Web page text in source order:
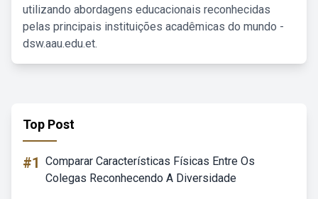
utilizando abordagens educacionais reconhecidas
pelas principais instituições acadêmicas do mundo -
dsw.aau.edu.et.
Top Post
#1 Comparar Características Físicas Entre Os
Colegas Reconhecendo A Diversidade